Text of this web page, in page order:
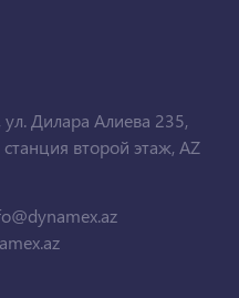
Дилара Алиева 235,
второй этаж, AZ